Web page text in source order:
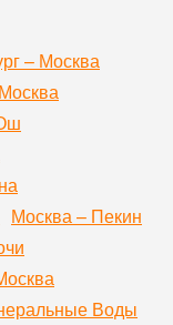
– Москва
Москва – Пекин
Воды